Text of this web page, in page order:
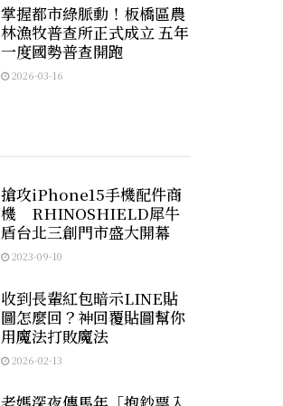
掌握都市綠脈動！板橋區農
林漁牧普查所正式成立 五年
一度國勢普查開跑
2026-03-16
搶攻iPhone15手機配件商
機 RHINOSHIELD犀牛
盾台北三創門市盛大開幕
2023-09-10
收到長輩紅包暗示LINE貼
圖怎麼回？神回覆貼圖幫你
用魔法打敗魔法
2026-02-13